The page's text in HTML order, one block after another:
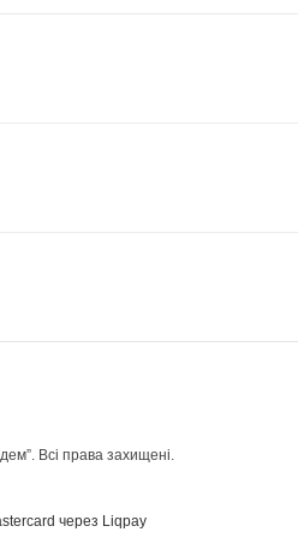
Всі права захищені.